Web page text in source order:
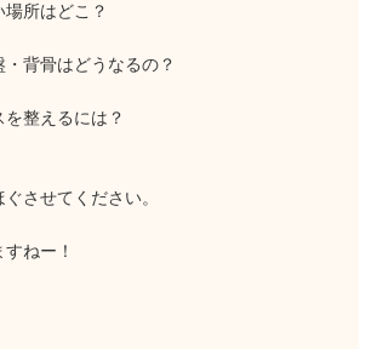
場所はどこ？
背骨はどうなるの？
整えるには？
させてください。
ねー！